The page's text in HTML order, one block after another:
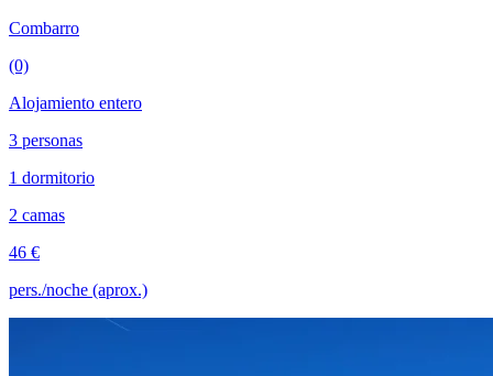
Combarro
(0)
Alojamiento entero
3 personas
1 dormitorio
2 camas
46 €
pers./noche (aprox.)